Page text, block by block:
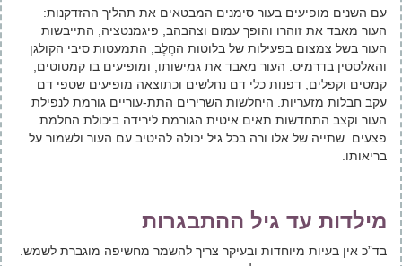
עם השנים מופיעים בעור סימנים המבטאים את תהליך ההזדקנות:
העור מאבד את זוהרו והופך עמום וצהבהב, פיגמנטציה, התייבשות
העור בשל צמצום בפעילות של בלוטות החֶלֶב, התמעטות סיבי הקולגן
והאלסטין בדרמיס. העור מאבד את גמישותו, ומופיעים בו קמטוטים,
קמטים וקפלים, דפנות כלי דם נחלשים וכתוצאה מופיעים שטפי דם
עקב חבלות מזעריות. היחלשות השרירים התת-עוריים גורמת לנפילת
העור וקצב התחדשות תאים איטית הגורמת לירידה ביכולת החלמת
פצעים. שתייה של אלו ורה בכל גיל יכולה להיטיב עם העור ולשמור על
בריאותו.
מילדות עד גיל ההתבגרות
בד”כ אין בעיות מיוחדות ובעיקר צריך להשמר מחשיפה מוגברת לשמש.